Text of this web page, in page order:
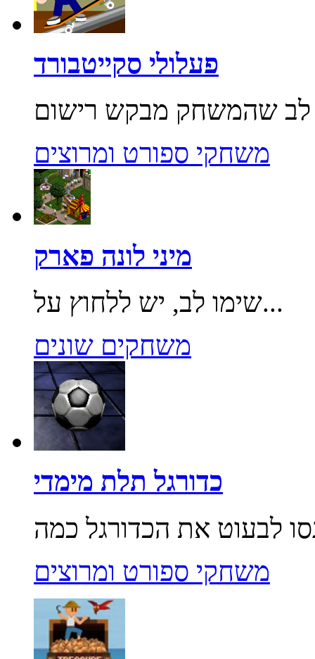
פעלולי סקייטבורד
משחקי ספורט ומרוצים
מיני לונה פארק
שימו לב, יש ללחוץ על...
משחקים שונים
כדורגל תלת מימדי
משחקי ספורט ומרוצים